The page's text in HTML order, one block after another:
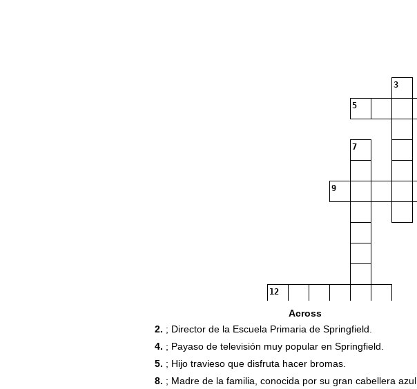
3
5
7
9
12
Across
2. ; Director de la Escuela Primaria de Springfield.
4. ; Payaso de televisión muy popular en Springfield.
5. ; Hijo travieso que disfruta hacer bromas.
8. ; Madre de la familia, conocida por su gran cabellera azul.